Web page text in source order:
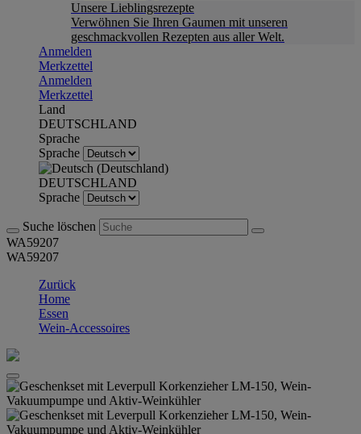
Unsere Lieblingsrezepte
Verwöhnen Sie Ihren Gaumen mit unseren
geschmackvollen Rezepten aus aller Welt.
Anmelden
Merkzettel
Anmelden
Merkzettel
Land
DEUTSCHLAND
Sprache
Sprache
DEUTSCHLAND
Sprache
Suche löschen
WA59207
WA59207
Zurück
Home
Essen
Wein-Accessoires